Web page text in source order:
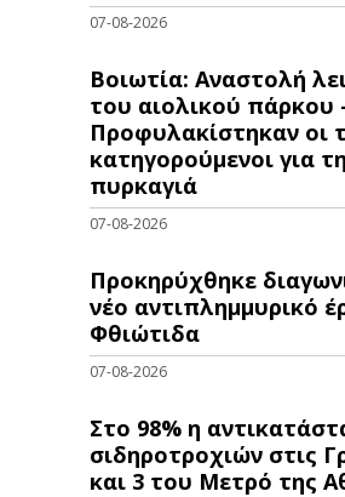
07-08-2026
Βοιωτία: Αναστολή
του αιολικού πάρκου
Προφυλακίστηκαν οι
κατηγορούμενοι για
πυρκαγιά
07-08-2026
Προκηρύχθηκε
νέo αντιπλημμυρικό
Φθιώτιδα
07-08-2026
Στο 98% η
σιδηροτροχιών στις
και 3 του Μετρό της